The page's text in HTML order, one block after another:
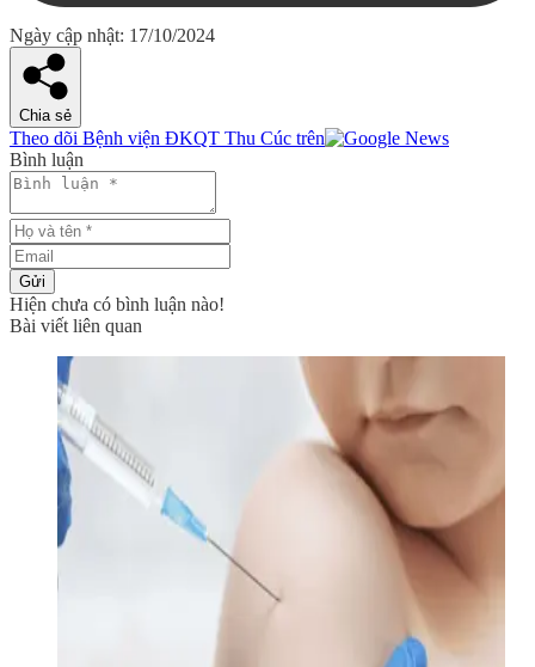
Ngày cập nhật: 17/10/2024
Chia sẻ
Theo dõi Bệnh viện ĐKQT Thu Cúc trên
Bình luận
Gửi
Hiện chưa có bình luận nào!
Bài viết liên quan